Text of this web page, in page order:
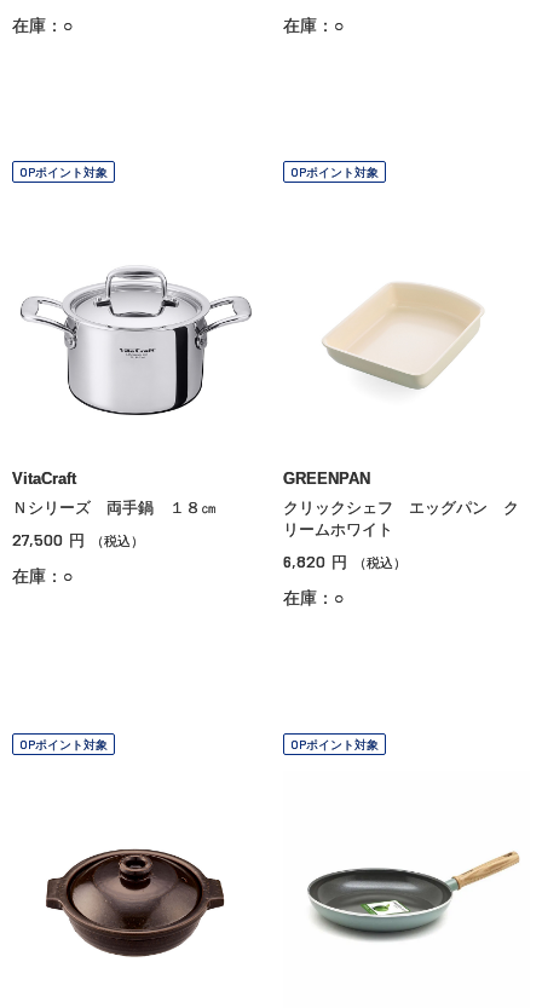
在庫：○ 在庫：○
OPポイント対象
VitaCraft
Ｎシリーズ 両手鍋 １８㎝
27,500 円 （税込）
在庫：○
OPポイント対象
GREENPAN
クリックシェフ エッグパン ク
リームホワイト
6,820 円 （税込）
在庫：○
OPポイント対象 OPポイント対象